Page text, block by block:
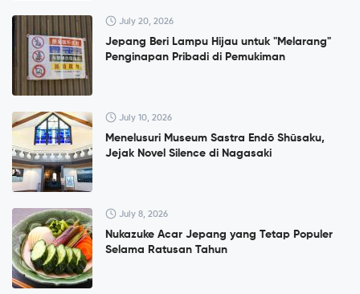
July 20, 2026
Jepang Beri Lampu Hijau untuk "Melarang"
Penginapan Pribadi di Pemukiman
July 10, 2026
Menelusuri Museum Sastra Endō Shūsaku,
Jejak Novel Silence di Nagasaki
July 8, 2026
Nukazuke Acar Jepang yang Tetap Populer
Selama Ratusan Tahun